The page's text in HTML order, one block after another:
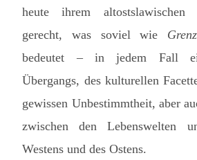
heute ihrem altostslawischen
gerecht, was soviel wie
bedeutet – in jedem Fall
Übergangs, des kulturellen
gewissen Unbestimmtheit, aber
zwischen den Lebenswelten
Westens und des Ostens.